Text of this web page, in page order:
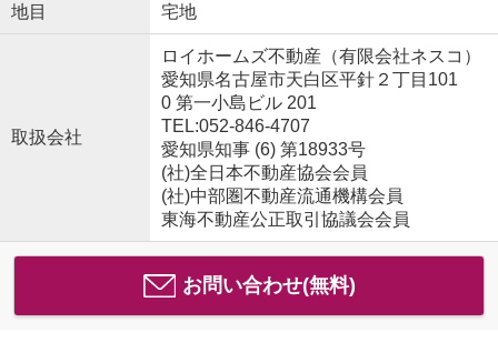
地目 宅地
取扱会社
ロイホームズ不動産（有限会社ネスコ）
愛知県名古屋市天白区平針２丁目101
0 第一小島ビル 201
TEL:052-846-4707
愛知県知事 (6) 第18933号
(社)全日本不動産協会会員
(社)中部圏不動産流通機構会員
東海不動産公正取引協議会会員
お問い合わせ(無料)